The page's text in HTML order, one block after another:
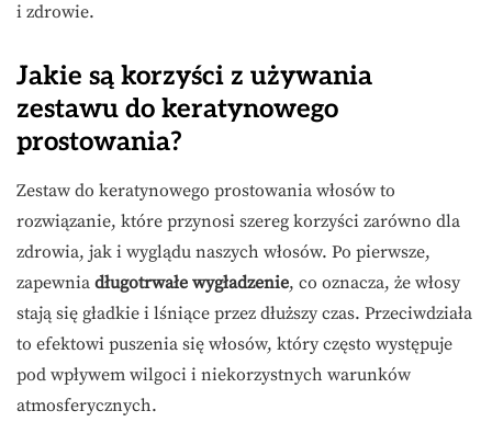
i zdrowie.
Jakie są korzyści z używania
zestawu do keratynowego
prostowania?
Zestaw do keratynowego prostowania włosów to
rozwiązanie, które przynosi szereg korzyści zarówno dla
zdrowia, jak i wyglądu naszych włosów. Po pierwsze,
zapewnia długotrwałe wygładzenie, co oznacza, że włosy
stają się gładkie i lśniące przez dłuższy czas. Przeciwdziała
to efektowi puszenia się włosów, który często występuje
pod wpływem wilgoci i niekorzystnych warunków
atmosferycznych.